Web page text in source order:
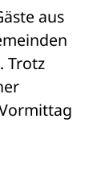
aus
Trotz